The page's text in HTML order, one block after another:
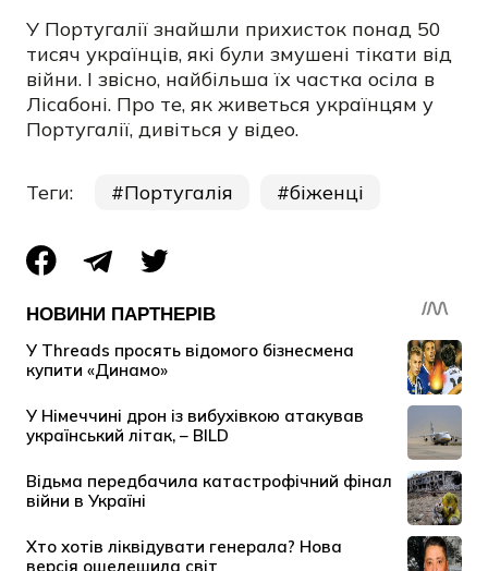
У Португалії знайшли прихисток понад 50
тисяч українців, які були змушені тікати від
війни. І звісно, найбільша їх частка осіла в
Лісабоні. Про те, як живеться українцям у
Португалії, дивіться у відео.
Теги: Португалія біженці